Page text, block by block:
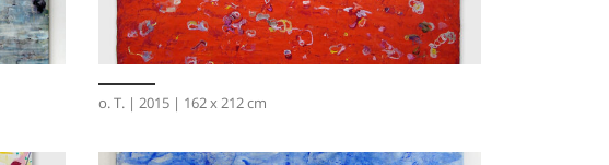
o. T. | 2015 | 162 x 212 cm